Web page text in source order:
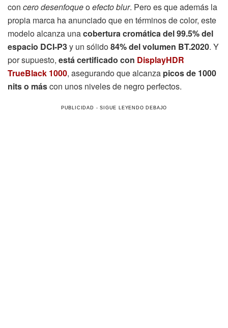
con cero desenfoqueoefecto blur. Pero es que además la
propia marca ha anunciado que en términos de color, este
modelo alcanza unacobertura cromática del 99.5% del
espacio DCI-P3y un sólido84% del volumen BT.2020. Y
por supuesto, está certificado con DisplayHDR
TrueBlack 1000, asegurando que alcanza picos de 1000
nits o máscon unos niveles de negro perfectos.